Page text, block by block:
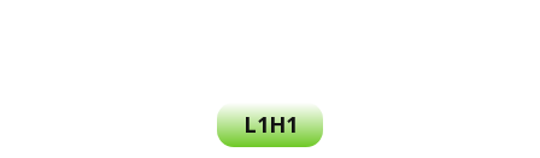
L1H1